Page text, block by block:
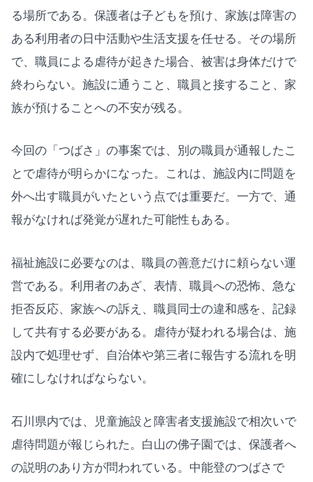
る場所である。保護者は子どもを預け、家族は障害の
ある利用者の日中活動や生活支援を任せる。その場所
で、職員による虐待が起きた場合、被害は身体だけで
終わらない。施設に通うこと、職員と接すること、家
族が預けることへの不安が残る。
今回の「つばさ」の事案では、別の職員が通報したこ
とで虐待が明らかになった。これは、施設内に問題を
外へ出す職員がいたという点では重要だ。一方で、通
報がなければ発覚が遅れた可能性もある。
福祉施設に必要なのは、職員の善意だけに頼らない運
営である。利用者のあざ、表情、職員への恐怖、急な
拒否反応、家族への訴え、職員同士の違和感を、記録
して共有する必要がある。虐待が疑われる場合は、施
設内で処理せず、自治体や第三者に報告する流れを明
確にしなければならない。
石川県内では、児童施設と障害者支援施設で相次いで
虐待問題が報じられた。白山の佛子園では、保護者へ
の説明のあり方が問われている。中能登のつばさで